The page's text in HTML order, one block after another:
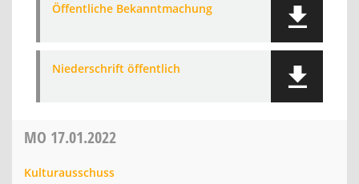
Öffentliche Bekanntmachung
Niederschrift öffentlich
MO 17.01.2022
Kulturausschuss